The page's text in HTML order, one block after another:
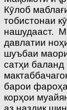
Кӯлоб
тобистонаи
нашудааст.
давлатии
шуъбаи
сатҳи баланд
барои
корҳои